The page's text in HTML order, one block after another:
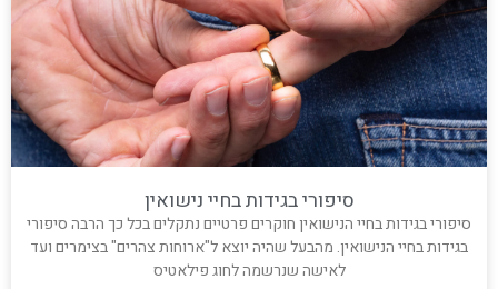
סיפורי בגידות בחיי נישואין
סיפורי בגידות בחיי הנישואין חוקרים פרטיים נתקלים בכל כך הרבה סיפורי
בגידות בחיי הנישואין. מהבעל שהיה יוצא ל"ארוחות צהרים" בצימרים ועד
לאישה שנרשמה לחוג פילאטיס